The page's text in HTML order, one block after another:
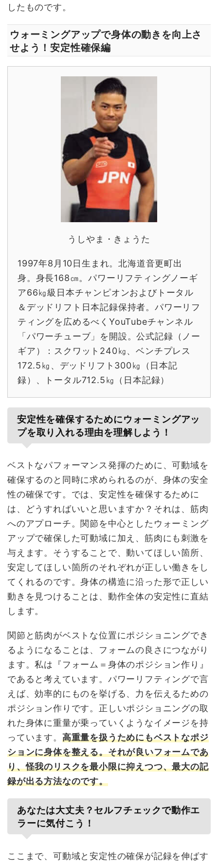
したものです。
ウォーミングアップで身体の動きを向上さ
せよう！安定性確保編
うしやま・きょうた
1997年8月10日生まれ。北海道音更町出
身。身長168㎝。パワーリフティングノーギ
ア66㎏級日本チャンピオンおよびトータル
＆デッドリフト日本記録保持者。パワーリフ
ティングを広めるべくYouTubeチャンネル
「パワーチューブ」を開設。公式記録（ノー
ギア）：スクワット240㎏、ベンチプレス
172.5㎏、デッドリフト300㎏（日本記
録）、トータル712.5㎏（日本記録）
安定性を確保するためにウォーミングアッ
プを取り入れる理由を理解しよう！
ベストなパフォーマンス発揮のために、可動域を
確保するのと同時に求められるのが、身体の安全
性の確保です。では、安定性を確保するために
は、どうすればいいと思いますか？それは、筋肉
へのアプローチ。関節を中心としたウォーミング
アップで確保した可動域に加え、筋肉にも刺激を
与えます。そうすることで、動いてほしい箇所、
安定してほしい箇所のそれぞれが正しい働きをし
てくれるのです。身体の構造に沿った形で正しい
動きを見つけることは、動作全体の安定性に直結
します。
関節と筋肉がベストな位置にポジショニングでき
るようになることは、フォームの良さにつながり
ます。私は『フォーム＝身体のポジション作り』
であると考えています。パワーリフティングで言
えば、効率的にものを挙げる、力を伝えるための
ポジション作りです。正しいポジショニングの取
れた身体に重量が乗っていくようなイメージを持
っています。 高重量を扱うためにもベストなポジ
ションに身体を整える。それが良いフォームであ
り、怪我のリスクを最小限に抑えつつ、最大の記
録が出る方法なのです。
あなたは大丈夫？セルフチェックで動作エ
ラーに気付こう！
ここまで、可動域と安定性の確保が記録を伸ばす